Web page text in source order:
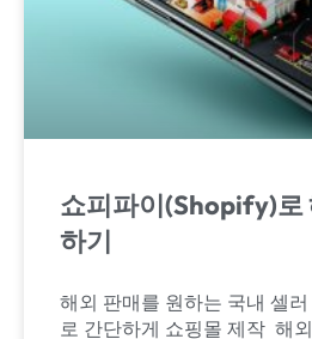
쇼피파이(Shopify)로
하기
해외 판매를 원하는 국내 셀
로 간단하게 쇼핑몰 제작 ​ 해